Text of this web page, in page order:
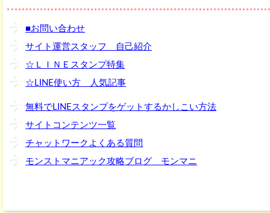
■お問い合わせ
サイト運営スタッフ 自己紹介
☆ＬＩＮＥスタンプ特集
☆LINE使い方 人気記事
無料でLINEスタンプをゲットするかしこい方法
サイトコンテンツ一覧
チャットワークよくある質問
モンストマニアック攻略ブログ モンマニ